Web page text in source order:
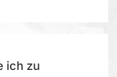
ich zu